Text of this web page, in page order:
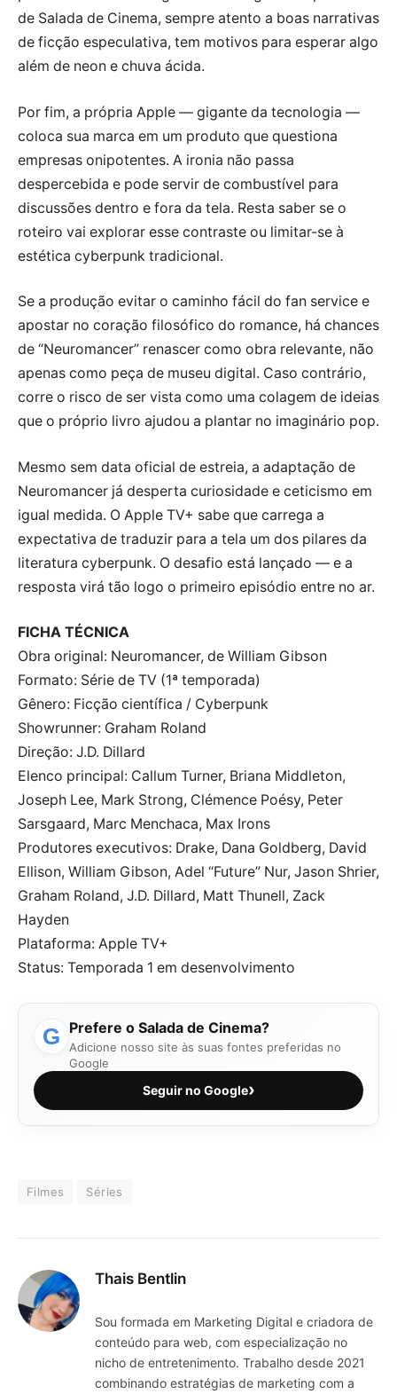
de Salada de Cinema, sempre atento a boas narrativas
de ficção especulativa, tem motivos para esperar algo
além de neon e chuva ácida.
Por fim, a própria Apple — gigante da tecnologia —
coloca sua marca em um produto que questiona
empresas onipotentes. A ironia não passa
despercebida e pode servir de combustível para
discussões dentro e fora da tela. Resta saber se o
roteiro vai explorar esse contraste ou limitar-se à
estética cyberpunk tradicional.
Se a produção evitar o caminho fácil do fan service e
apostar no coração filosófico do romance, há chances
de “Neuromancer” renascer como obra relevante, não
apenas como peça de museu digital. Caso contrário,
corre o risco de ser vista como uma colagem de ideias
que o próprio livro ajudou a plantar no imaginário pop.
Mesmo sem data oficial de estreia, a adaptação de
Neuromancer já desperta curiosidade e ceticismo em
igual medida. O Apple TV+ sabe que carrega a
expectativa de traduzir para a tela um dos pilares da
literatura cyberpunk. O desafio está lançado — e a
resposta virá tão logo o primeiro episódio entre no ar.
FICHA TÉCNICA
Obra original: Neuromancer, de William Gibson
Formato: Série de TV (1ª temporada)
Gênero: Ficção científica / Cyberpunk
Showrunner: Graham Roland
Direção: J.D. Dillard
Elenco principal: Callum Turner, Briana Middleton,
Joseph Lee, Mark Strong, Clémence Poésy, Peter
Sarsgaard, Marc Menchaca, Max Irons
Produtores executivos: Drake, Dana Goldberg, David
Ellison, William Gibson, Adel “Future” Nur, Jason Shrier,
Graham Roland, J.D. Dillard, Matt Thunell, Zack
Hayden
Plataforma: Apple TV+
Status: Temporada 1 em desenvolvimento
G Prefere o Salada de Cinema?
Adicione nosso site às suas fontes preferidas no
Google
Seguir no Google›
Filmes Séries
Thais Bentlin
Sou formada em Marketing Digital e criadora de
conteúdo para web, com especialização no
nicho de entretenimento. Trabalho desde 2021
combinando estratégias de marketing com a